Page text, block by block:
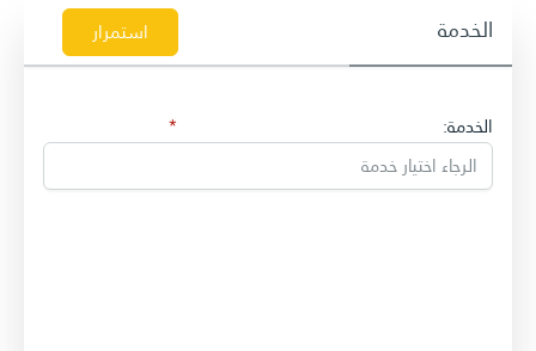
الخدمة
الخدمة:
استمرار